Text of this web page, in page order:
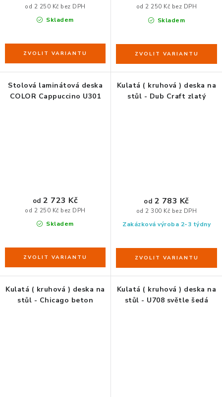
Skladem
od 2 250 Kč bez DPH
Skladem
od 2 250 Kč bez DPH
Stolová laminátová deska
COLOR Cappuccino U301
Skladem
od 2 250 Kč bez DPH
od 2 723 Kč
Kulatá ( kruhová ) deska na
stůl - Dub Craft zlatý
Zakázková výroba 2-3 týdny
od 2 300 Kč bez DPH
od 2 783 Kč
Kulatá ( kruhová ) deska na
stůl - Chicago beton
Kulatá ( kruhová ) deska na
stůl - U708 světle šedá